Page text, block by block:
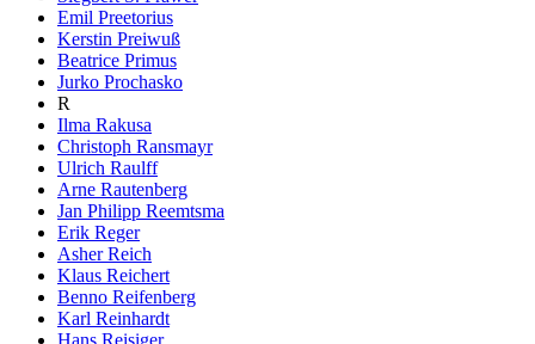
Emil Preetorius
Kerstin Preiwuß
Beatrice Primus
Jurko Prochasko
R
Ilma Rakusa
Christoph Ransmayr
Ulrich Raulff
Arne Rautenberg
Jan Philipp Reemtsma
Erik Reger
Asher Reich
Klaus Reichert
Benno Reifenberg
Karl Reinhardt
Hans Reisiger